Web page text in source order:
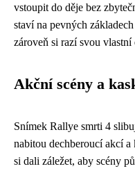
vstoupit do děje bez
staví na pevných
zároveň si razí svou vlastní
Akční scény a
Snímek Rallye smrti 4
nabitou dechberoucí akcí
si dali záležet, aby scény